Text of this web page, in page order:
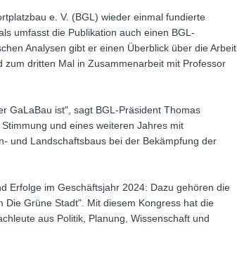
e. V. (BGL) wieder einmal fundierte
umfasst die Publikation auch einen BGL-
Analysen gibt er einen Überblick über die Arbeit
dritten Mal in Zusammenarbeit mit Professor
GaLaBau ist", sagt BGL-Präsident Thomas
und eines weiteren Jahres mit
und Landschaftsbaus bei der Bekämpfung der
Erfolge im Geschäftsjahr 2024: Dazu gehören die
Grüne Stadt". Mit diesem Kongress hat die
aus Politik, Planung, Wissenschaft und